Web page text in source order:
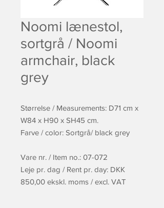
Noomi lænestol,
sortgrå / Noomi
armchair, black
grey
Størrelse / Measurements: D71 cm x
W84 x H90 x SH45 cm.
Farve / color: Sortgrå/ black grey
Vare nr. / Item no.: 07-072
Leje pr. dag / Rent pr. day: DKK
850,00 ekskl. moms / excl. VAT